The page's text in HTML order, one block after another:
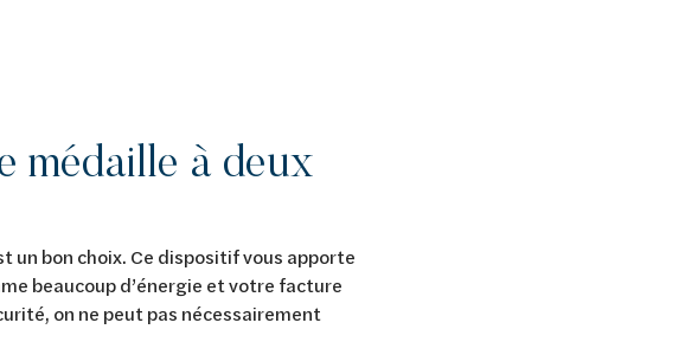
médaille à deux
un bon choix. Ce dispositif vous apporte
beaucoup d’énergie et votre facture
on ne peut pas nécessairement